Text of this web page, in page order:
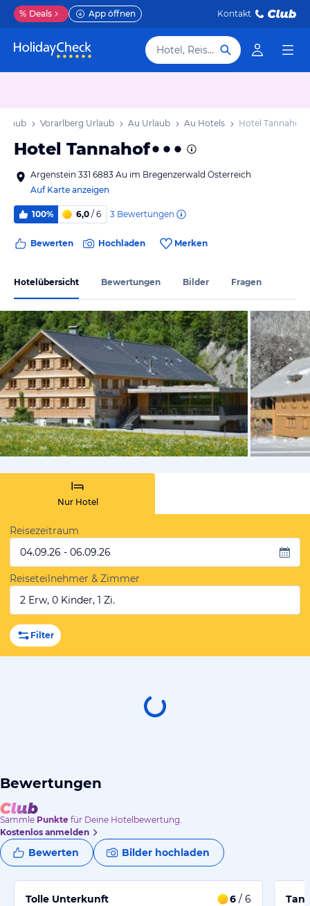
% Deals App öffnen Kontakt
Hotel, Reiseziel
Vorarlberg Urlaub Au Urlaub Au Hotels Hotel Tannahof
Hotel Tannahof
Argenstein 331 6883 Au im Bregenzerwald Österreich
Auf Karte anzeigen
100% 6,0 / 6 3 Bewertungen
Bewerten Hochladen Merken
Hotelübersicht Bewertungen Bilder Fragen
vom
Nur Hotel
Reisezeitraum
04.09.26 - 06.09.26
Reiseteilnehmer & Zimmer
2 Erw, 0 Kinder, 1 Zi.
Filter
Bewertungen
Sammle Punkte für Deine Hotelbewertung.
Kostenlos anmelden
Bewerten Bilder hochladen
Tolle Unterkunft 6 / 6